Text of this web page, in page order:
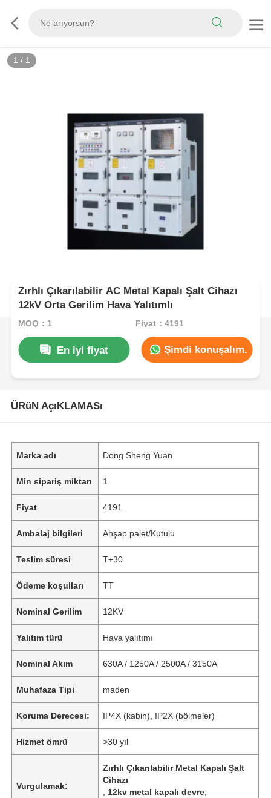
1 / 1
Zırhlı Çıkarılabilir AC Metal Kapalı Şalt Cihazı
12kV Orta Gerilim Hava Yalıtımlı
MOQ：1 Fiyat：4191
En iyi fiyat Şimdi konuşalım.
ÜRüN AçıKLAMASı
Marka adı Dong Sheng Yuan
Min sipariş miktarı 1
Fiyat 4191
Ambalaj bilgileri Ahşap palet/Kutulu
Teslim süresi T+30
Ödeme koşulları TT
Nominal Gerilim 12KV
Yalıtım türü Hava yalıtımı
Nominal Akım 630A / 1250A / 2500A / 3150A
Muhafaza Tipi maden
Koruma Derecesi: IP4X (kabin), IP2X (bölmeler)
Hizmet ömrü >30 yıl
Vurgulamak:
Zırhlı Çıkarılabilir Metal Kapalı Şalt
Cihazı
12kv metal kapalı devre